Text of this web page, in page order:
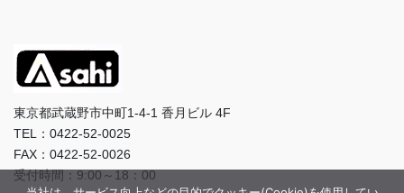
東京都武蔵野市中町1-4-1 香月ビル 4F
TEL：0422-52-0025
FAX：0422-52-0026
受付時間：9:00～18：00